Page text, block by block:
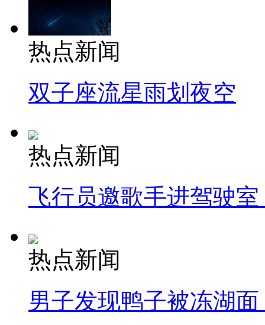
热点新闻
双子座流星雨划夜空
热点新闻
飞行员邀歌手进驾驶
热点新闻
男子发现鸭子被冻湖